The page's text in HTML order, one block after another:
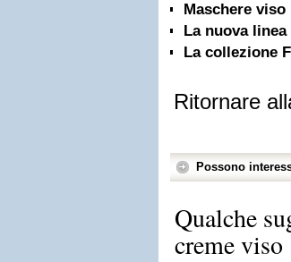
Maschere
La nuova
La collezione
Ritornare
Possono
Qualche
creme viso